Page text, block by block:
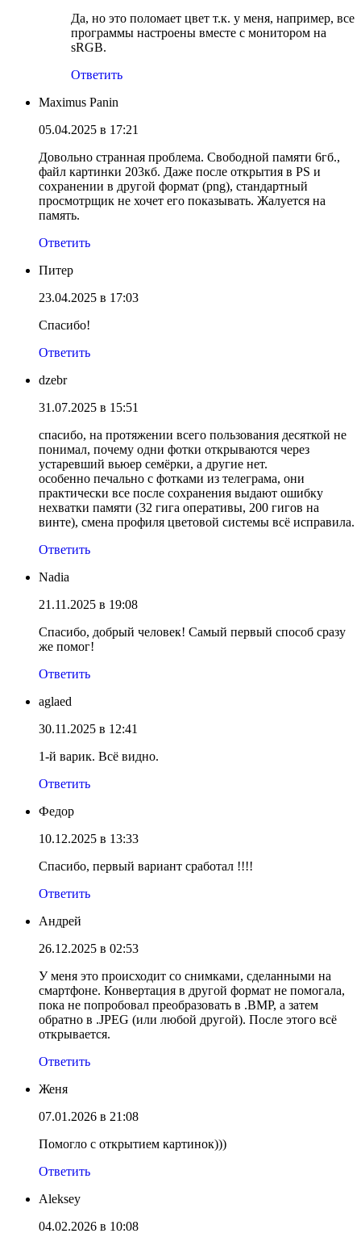
Да, но это поломает цвет т.к. у меня, например, все
программы настроены вместе с монитором на
sRGB.
Ответить
Maximus Panin
05.04.2025 в 17:21
Довольно странная проблема. Свободной памяти 6гб.,
файл картинки 203кб. Даже после открытия в PS и
сохранении в другой формат (png), стандартный
просмотрщик не хочет его показывать. Жалуется на
память.
Ответить
Питер
23.04.2025 в 17:03
Спасибо!
Ответить
dzebr
31.07.2025 в 15:51
спасибо, на протяжении всего пользования десяткой не
понимал, почему одни фотки открываются через
устаревший вьюер семёрки, а другие нет.
особенно печально с фотками из телеграма, они
практически все после сохранения выдают ошибку
нехватки памяти (32 гига оперативы, 200 гигов на
винте), смена профиля цветовой системы всё исправила.
Ответить
Nadia
21.11.2025 в 19:08
Спасибо, добрый человек! Самый первый способ сразу
же помог!
Ответить
aglaed
30.11.2025 в 12:41
1-й варик. Всё видно.
Ответить
Федор
10.12.2025 в 13:33
Спасибо, первый вариант сработал !!!!
Ответить
Андрей
26.12.2025 в 02:53
У меня это происходит со снимками, сделанными на
смартфоне. Конвертация в другой формат не помогала,
пока не попробовал преобразовать в .BMP, а затем
обратно в .JPEG (или любой другой). После этого всё
открывается.
Ответить
Женя
07.01.2026 в 21:08
Помогло с открытием картинок)))
Ответить
Aleksey
04.02.2026 в 10:08